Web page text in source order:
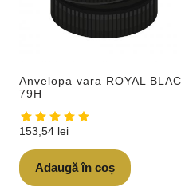
Anvelopa vara ROYAL
79H
153,54 lei
Adaugă în coș